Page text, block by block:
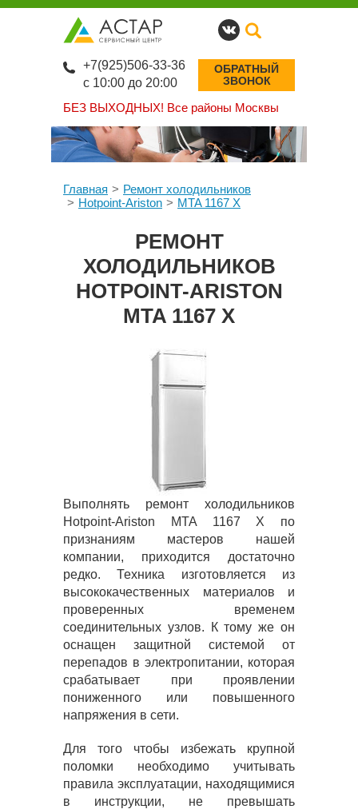
БЕЗ ВЫХОДНЫХ! Все районы Москвы
+7(925)506-33-36
с 10:00 до 20:00
ОБРАТНЫЙ
ЗВОНОК
Главная
Ремонт холодильников
Hotpoint-Ariston
MTA 1167 X
РЕМОНТ
ХОЛОДИЛЬНИКОВ
HOTPOINT-ARISTON
MTA 1167 X
Выполнять ремонт холодильников
Hotpoint-Ariston MTA 1167 X по
признаниям мастеров нашей
компании, приходится достаточно
редко. Техника изготовляется из
высококачественных материалов и
проверенных временем
соединительных узлов. К тому же он
оснащен защитной системой от
перепадов в электропитании, которая
срабатывает при проявлении
пониженного или повышенного
напряжения в сети.
Для того чтобы избежать крупной
поломки необходимо учитывать
правила эксплуатации, находящимися
в инструкции, не превышать